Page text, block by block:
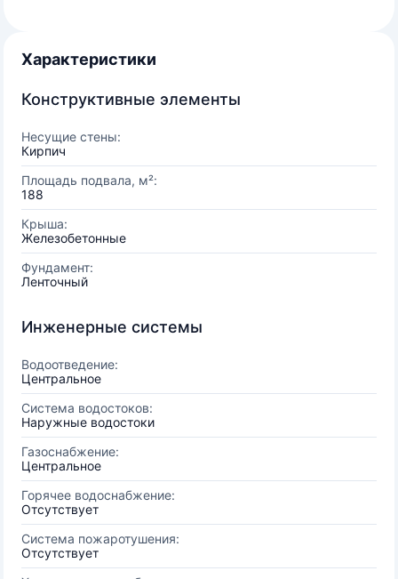
Характеристики
Конструктивные элементы
Несущие стены:
Кирпич
Площадь подвала, м²:
188
Крыша:
Железобетонные
Фундамент:
Ленточный
Инженерные системы
Водоотведение:
Центральное
Система водостоков:
Наружные водостоки
Газоснабжение:
Центральное
Горячее водоснабжение:
Отсутствует
Система пожаротушения:
Отсутствует